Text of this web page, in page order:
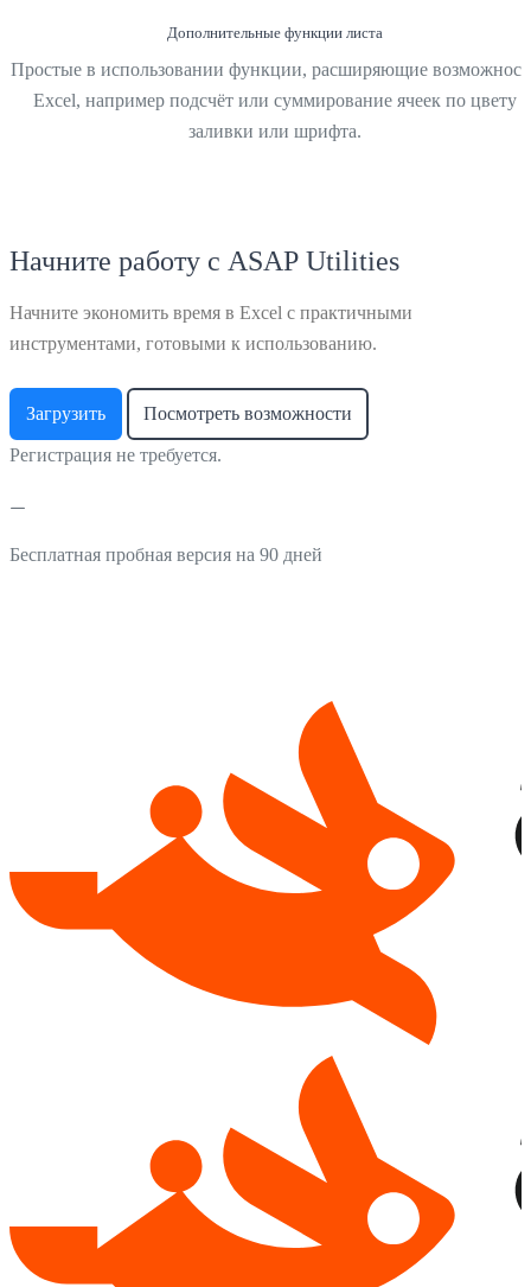
Дополнительные функции листа
Простые в использовании функции, расширяющие
Excel, например подсчёт или суммирование ячеек по цвету
заливки или шрифта.
Начните работу с ASAP Utilities
Начните экономить время в Excel с практичными
инструментами, готовыми к использованию.
Загрузить Посмотреть возможности
Регистрация не требуется.
Бесплатная пробная версия на 90 дней